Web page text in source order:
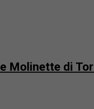
Molinette di